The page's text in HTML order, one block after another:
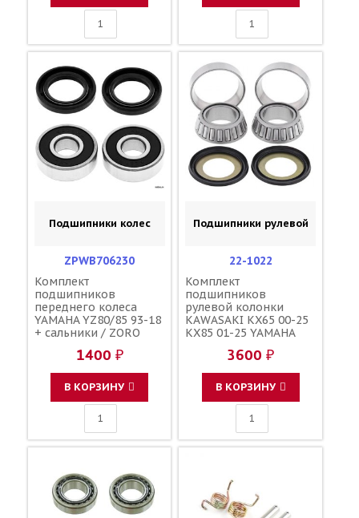
Подшипники колес
ZPWB706230
Комплект
подшипников
переднего колеса
YAMAHA YZ80/85 93-18
+ сальники / ZORO
20120-00 93306-20117-
00 93106-20031-00
1400 ₽
В КОРЗИНУ
Подшипники рулевой
22-1022
Комплект
подшипников
рулевой колонки
KAWASAKI KX65 00-25
KX85 01-25 YAMAHA
/ ALL BALLS 32005JRRS
92116-1065 93332-
00059-00 93332-00079-
3600 ₽
В КОРЗИНУ